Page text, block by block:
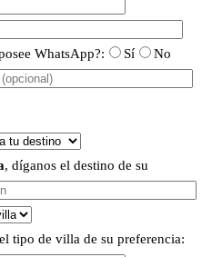
WhatsApp?:
Sí
No
, díganos el destino de su
tipo de villa de su preferencia: